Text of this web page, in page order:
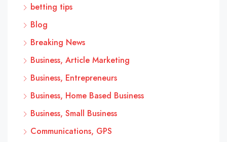
betting tips
Blog
Breaking News
Business, Article Marketing
Business, Entrepreneurs
Business, Home Based Business
Business, Small Business
Communications, GPS